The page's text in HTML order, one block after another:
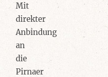
Mit
direkter
Anbindung
an
die
Pirnaer